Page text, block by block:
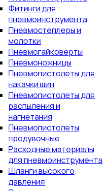
Фитинги для
пневмоинструмента
Пневмостеплеры и
молотки
Пневмогайковерты
Пневмоножницы
Пневмопистолеты для
накачки шин
Пневмопистолеты для
распыления и
нагнетания
Пневмопистолеты
продувочные
Расходные материалы
для пневмоинструмента
Шланги высокого
давления